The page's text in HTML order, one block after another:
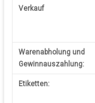
Verkauf
Warenabholung und
Gewinnauszahlung:
Etiketten: